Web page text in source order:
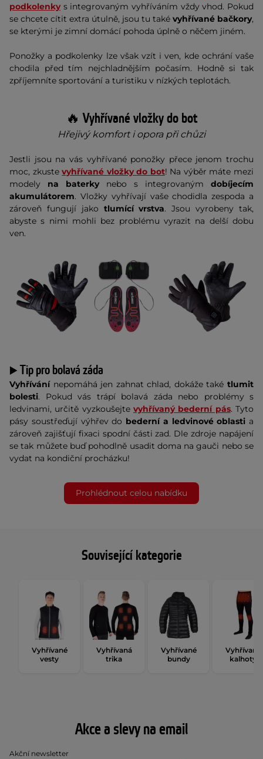
podkolenkys integrovaným vyhříváním vždy vhod. Pokud
se chcete cítit extra útulně, jsou tu také vyhřívané bačkory,
se kterými je zimní domácí pohoda úplně o něčem jiném.
Ponožky a podkolenky lze však vzít i ven, kde ochrání vaše
chodila před tím nejchladnějším počasím. Hodně si tak
zpříjemníte sportování a turistiku v nízkých teplotách.
🔥 Vyhřívané vložky do bot
Hřejivý komfort i opora při chůzi
Jestli jsou na vás vyhřívané ponožky přece jenom trochu
moc, zkustevyhřívané vložky do bot! Na výběr máte mezi
modely na baterkynebo s integrovaným dobíjecím
akumulátorem. Vložky vyhřívají vaše chodidla zespoda a
zároveň fungují jako tlumící vrstva. Jsou vyrobeny tak,
abyste s nimi mohli bez problému vyrazit na delší dobu
ven.
▶️ Tip pro bolavá záda
Vyhřívání nepomáhá jen zahnat chlad, dokáže také tlumit
bolesti. Pokud vás trápí bolavá záda nebo problémy s
ledvinami, určitě vyzkoušejte vyhřívaný bederní pás. Tyto
pásy soustřeďují výhřev do bederní a ledvinové oblasti a
zároveň zajišťují fixaci spodní části zad. Dle zdroje napájení
se tak můžete buď pohodlně usadit doma na gauči nebo se
vydat na kondiční procházku!
Prohlédnout celou nabídku
Související kategorie
Vyhřívané
vesty
Vyhřívaná
trika
Vyhřívané
bundy
Vyhřívané
kalhoty
Akce a slevy na email
Akční newsletter